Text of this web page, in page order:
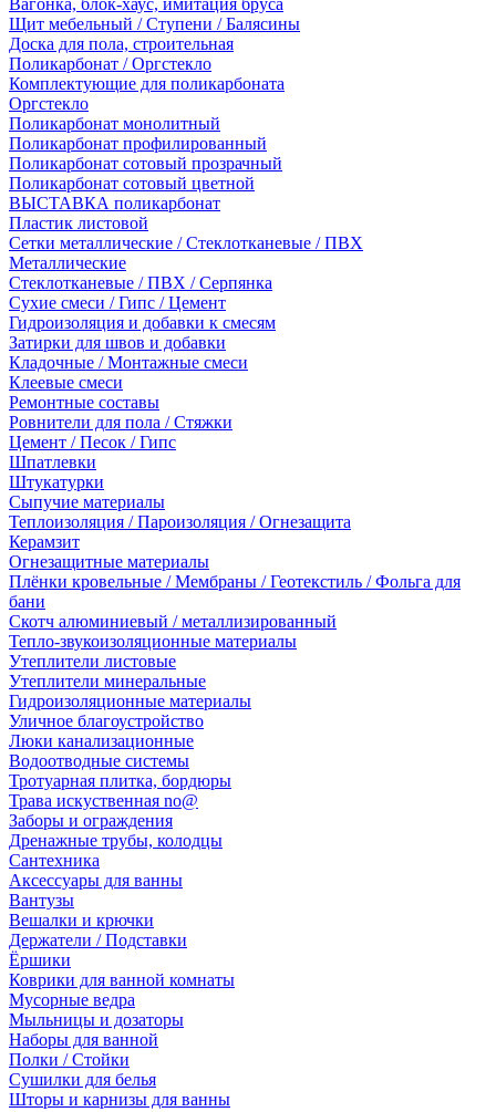
Вагонка, блок-хаус, имитация бруса
Щит мебельный / Ступени / Балясины
Доска для пола, строительная
Поликарбонат / Оргстекло
Комплектующие для поликарбоната
Оргстекло
Поликарбонат монолитный
Поликарбонат профилированный
Поликарбонат сотовый прозрачный
Поликарбонат сотовый цветной
ВЫСТАВКА поликарбонат
Пластик листовой
Сетки металлические / Стеклотканевые / ПВХ
Металлические
Стеклотканевые / ПВХ / Серпянка
Сухие смеси / Гипс / Цемент
Гидроизоляция и добавки к смесям
Затирки для швов и добавки
Кладочные / Монтажные смеси
Клеевые смеси
Ремонтные составы
Ровнители для пола / Стяжки
Цемент / Песок / Гипс
Шпатлевки
Штукатурки
Сыпучие материалы
Теплоизоляция / Пароизоляция / Огнезащита
Керамзит
Огнезащитные материалы
Плёнки кровельные / Мембраны / Геотекстиль / Фольга для
бани
Скотч алюминиевый / металлизированный
Тепло-звукоизоляционные материалы
Утеплители листовые
Утеплители минеральные
Гидроизоляционные материалы
Уличное благоустройство
Люки канализационные
Водоотводные системы
Тротуарная плитка, бордюры
Трава искуственная no@
Заборы и ограждения
Дренажные трубы, колодцы
Сантехника
Аксессуары для ванны
Вантузы
Вешалки и крючки
Держатели / Подставки
Ёршики
Коврики для ванной комнаты
Мусорные ведра
Мыльницы и дозаторы
Наборы для ванной
Полки / Стойки
Сушилки для белья
Шторы и карнизы для ванны